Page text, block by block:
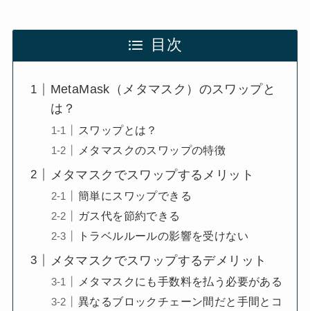
目次
MetaMask（メタマスク）のスワップと
は？
スワップとは？
メタマスクのスワップの特徴
メタマスクでスワップするメリット
簡単にスワップできる
ガス代を節約できる
トラベルルールの影響を受けない
メタマスクでスワップするデメリット
メタマスクにも手数料を払う必要がある
異なるブロックチェーン間だと手間とコ